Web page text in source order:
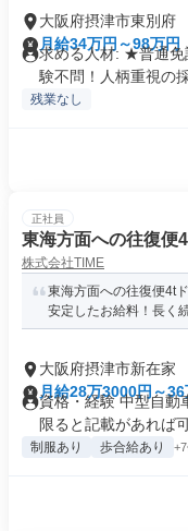
大阪府摂津市東別府
月給34万円～98万円
求める人材: ★普通免
験不問！人柄重視の採
残業なし
正社員
東海方面への往復便
株式会社TIME
東海方面への往復便4t
安定したお給料！長く
大阪府摂津市新在家
月給28万3000円～
資格・経験 中型自
限ると記載があれば
制服あり 歩合給あり